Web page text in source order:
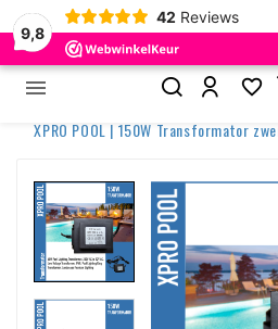
9,8
42 Reviews
 
Pool lighting
XPRO POOL | 150W Transformator